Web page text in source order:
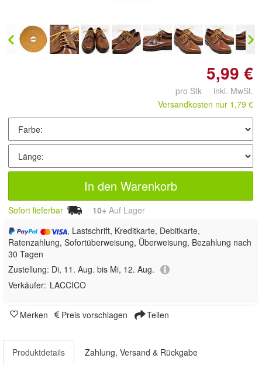
5,99 €
pro Stk inkl. MwSt.
Versandkosten nur 1,79 €
In den Warenkorb
Sofort lieferbar 10+ Auf Lager
, Lastschrift, Kreditkarte, Debitkarte,
Ratenzahlung, Sofortüberweisung, Überweisung, Bezahlung nach
30 Tagen
Zustellung: Di, 11. Aug. bis Mi, 12. Aug.
Verkäufer: LACCICO
Merken Preis vorschlagen Teilen
Produktdetails Zahlung, Versand & Rückgabe